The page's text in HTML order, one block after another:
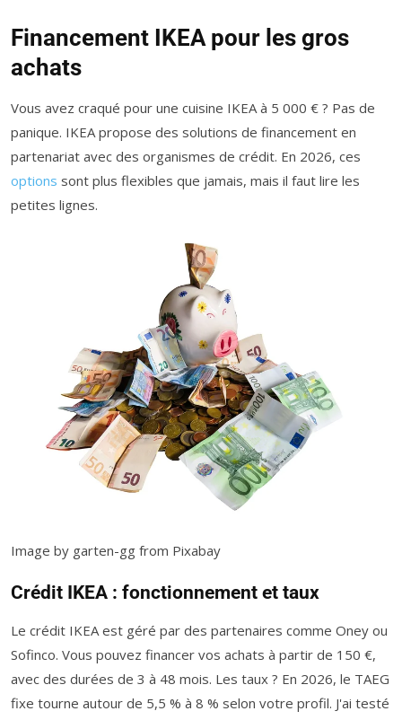
Financement IKEA pour les gros
achats
Vous avez craqué pour une cuisine IKEA à 5 000 € ? Pas de
panique. IKEA propose des solutions de financement en
partenariat avec des organismes de crédit. En 2026, ces
options sont plus flexibles que jamais, mais il faut lire les
petites lignes.
Image by garten-gg from Pixabay
Crédit IKEA : fonctionnement et taux
Le crédit IKEA est géré par des partenaires comme Oney ou
Sofinco. Vous pouvez financer vos achats à partir de 150 €,
avec des durées de 3 à 48 mois. Les taux ? En 2026, le TAEG
fixe tourne autour de 5,5 % à 8 % selon votre profil. J'ai testé